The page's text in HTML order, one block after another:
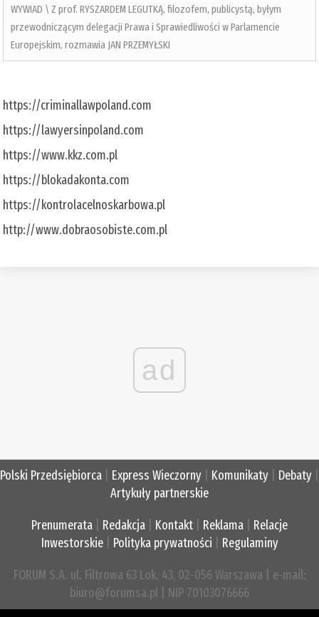
WYWIAD \ Z prof. RYSZARDEM LEGUTKĄ, filozofem, publicystą, byłym
przewodniczącym delegacji Prawa i Sprawiedliwości w Parlamencie
Europejskim, rozmawia JAN PRZEMYŁSKI
https://criminallawpoland.com
https://lawyersinpoland.com
https://www.kkz.com.pl
https://blokadakonta.com
https://kontrolacelnoskarbowa.pl
http://www.dobraosobiste.com.pl
ad
Polski Przedsiębiorca Express Wieczorny Komunikaty Debaty
Artykuły partnerskie
Prenumerata Redakcja Kontakt Reklama
Relacje
Inwestorskie| Polityka prywatności Regulaminy
FORUM S.A. ul. Filtrowa 63 Lok. 43, 02-056 Warszawa | e-mail:
biuro@forumsa.pl | NIP 70103076666